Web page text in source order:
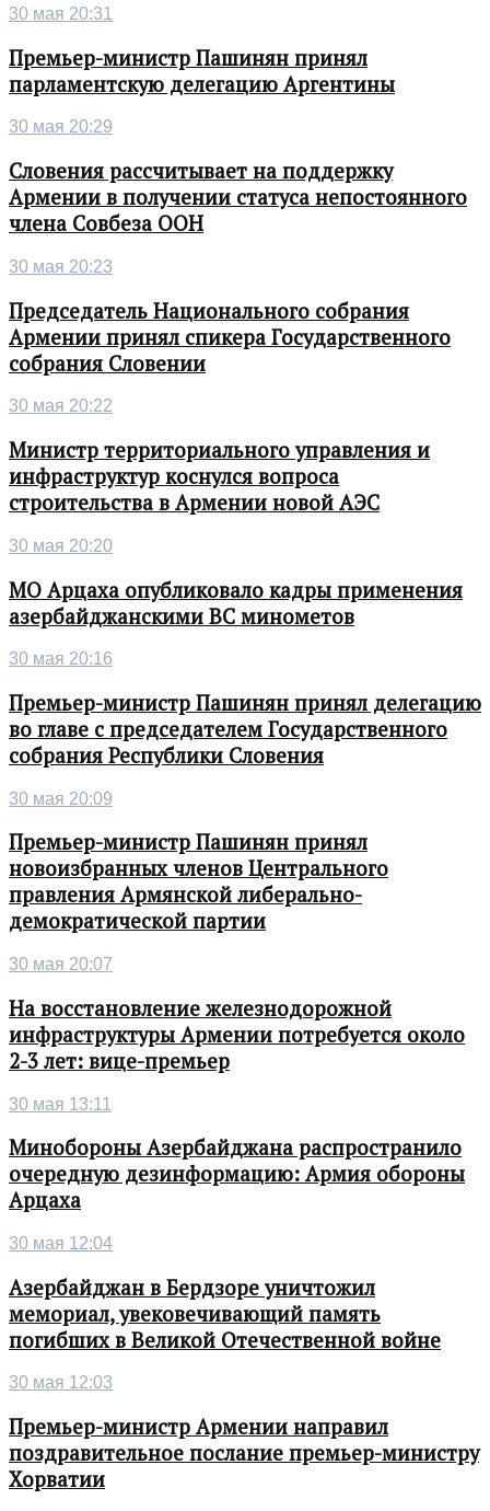
30 мая 20:31
Премьер-министр Пашинян принял
парламентскую делегацию Аргентины
30 мая 20:29
Словения рассчитывает на поддержку
Армении в получении статуса непостоянного
члена Совбеза ООН
30 мая 20:23
Председатель Национального собрания
Армении принял спикера Государственного
собрания Словении
30 мая 20:22
Министр территориального управления и
инфраструктур коснулся вопроса
строительства в Армении новой АЭС
30 мая 20:20
МО Арцаха опубликовало кадры применения
азербайджанскими ВС минометов
30 мая 20:16
Премьер-министр Пашинян принял делегацию
во главе с председателем Государственного
собрания Республики Словения
30 мая 20:09
Премьер-министр Пашинян принял
новоизбранных членов Центрального
правления Армянской либерально-
демократической партии
30 мая 20:07
На восстановление железнодорожной
инфраструктуры Армении потребуется около
2-3 лет: вице-премьер
30 мая 13:11
Минобороны Азербайджана распространило
очередную дезинформацию: Армия обороны
Арцаха
30 мая 12:04
Азербайджан в Бердзоре уничтожил
мемориал, увековечивающий память
погибших в Великой Отечественной войне
30 мая 12:03
Премьер-министр Армении направил
поздравительное послание премьер-министру
Хорватии